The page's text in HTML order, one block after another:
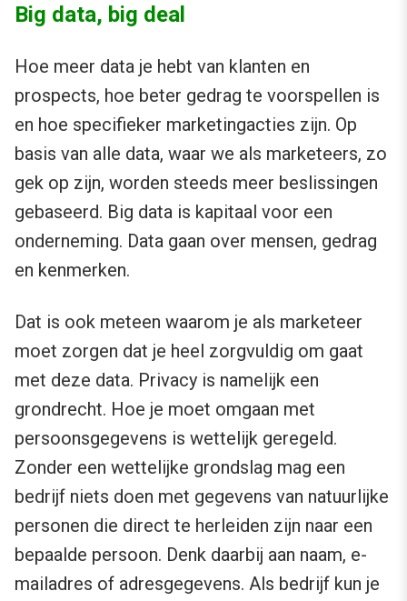
Big data, big deal
Hoe meer data je hebt van klanten en
prospects, hoe beter gedrag te voorspellen is
en hoe specifieker marketingacties zijn. Op
basis van alle data, waar we als marketeers, zo
gek op zijn, worden steeds meer beslissingen
gebaseerd. Big data is kapitaal voor een
onderneming. Data gaan over mensen, gedrag
en kenmerken.
Dat is ook meteen waarom je als marketeer
moet zorgen dat je heel zorgvuldig om gaat
met deze data. Privacy is namelijk een
grondrecht. Hoe je moet omgaan met
persoonsgegevens is wettelijk geregeld.
Zonder een wettelijke grondslag mag een
bedrijf niets doen met gegevens van natuurlijke
personen die direct te herleiden zijn naar een
bepaalde persoon. Denk daarbij aan naam, e-
mailadres of adresgegevens. Als bedrijf kun je